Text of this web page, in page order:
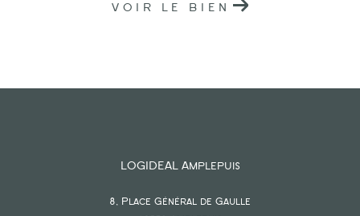
VOIR LE BIEN
LOGIDEAL Amplepuis
8, Place Général de Gaulle